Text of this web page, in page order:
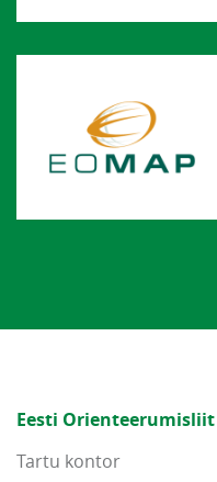
Eesti Orienteerumisliit
Tartu kontor